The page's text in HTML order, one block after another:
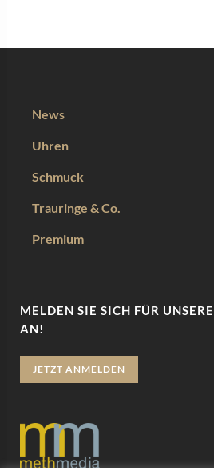
News
Uhren
Schmuck
Trauringe & Co.
Premium
MELDEN SIE SICH FÜR
AN!
JETZT ANMELDEN